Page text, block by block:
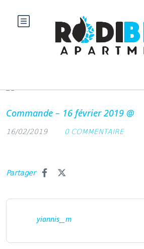
Commande – 16 février 2019 @
16/02/2019 0 COMMENTAIRE
Partager
yiannis__m